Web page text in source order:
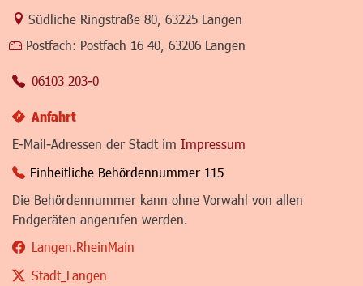
Link zur Google-Maps Navigation
Südliche Ringstraße 80 63225 Langen
Postfach: Postfach 16 40, 63206 Langen
06103 203-0
Anfahrt
E-Mail-Adressen der Stadt im Impressum
Einheitliche Behördennummer 115
Die Behördennummer kann ohne Vorwahl von allen
Endgeräten angerufen werden.
Langen.RheinMain
Stadt_Langen